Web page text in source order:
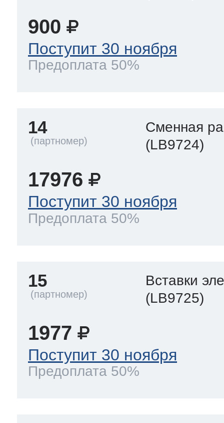
900
Поступит 30 ноября
Предоплата 50%
14
Сменная
(LB9724)
17976
Поступит 30 ноября
Предоплата 50%
15
Вставки
(LB9725)
1977
Поступит 30 ноября
Предоплата 50%